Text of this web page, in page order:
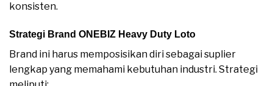
konsisten.
Strategi Brand ONEBIZ Heavy Duty Loto
Brand ini harus memposisikan diri sebagai suplier
lengkap yang memahami kebutuhan industri. Strategi